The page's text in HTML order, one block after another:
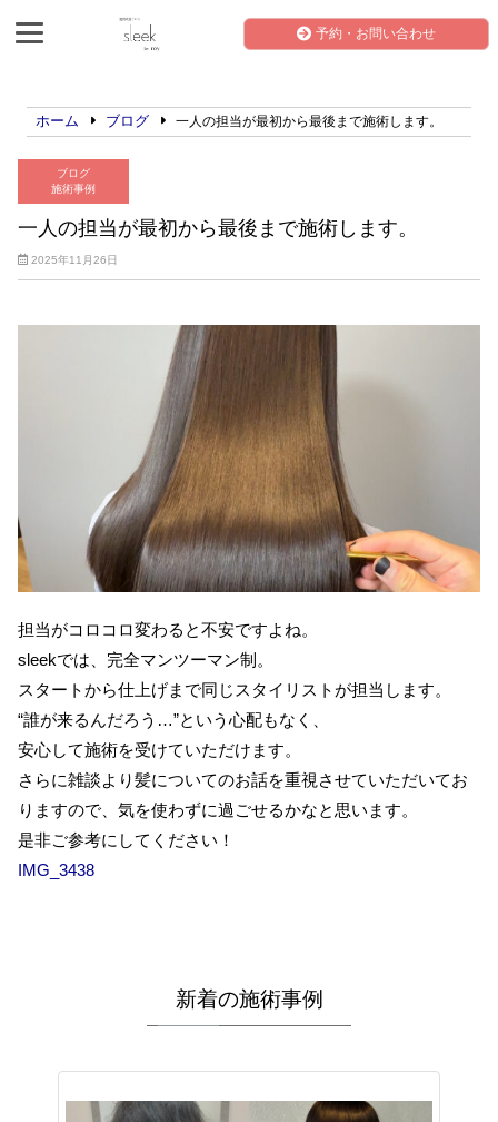
予約・お問い合わせ
ホーム ブログ 一人の担当が最初から最後まで施術します。
ブログ
施術事例
一人の担当が最初から最後まで施術します。
2025年11月26日
担当がコロコロ変わると不安ですよね。
sleekでは、完全マンツーマン制。
スタートから仕上げまで同じスタイリストが担当します。
“誰が来るんだろう…”という心配もなく、
安心して施術を受けていただけます。
さらに雑談より髪についてのお話を重視させていただいてお
りますので、気を使わずに過ごせるかなと思います。
是非ご参考にしてください！
IMG_3438
新着の施術事例